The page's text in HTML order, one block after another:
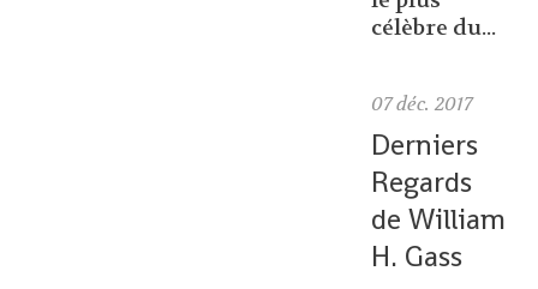
célèbre du...
07 déc. 2017
Derniers
Regards
de William
H. Gass